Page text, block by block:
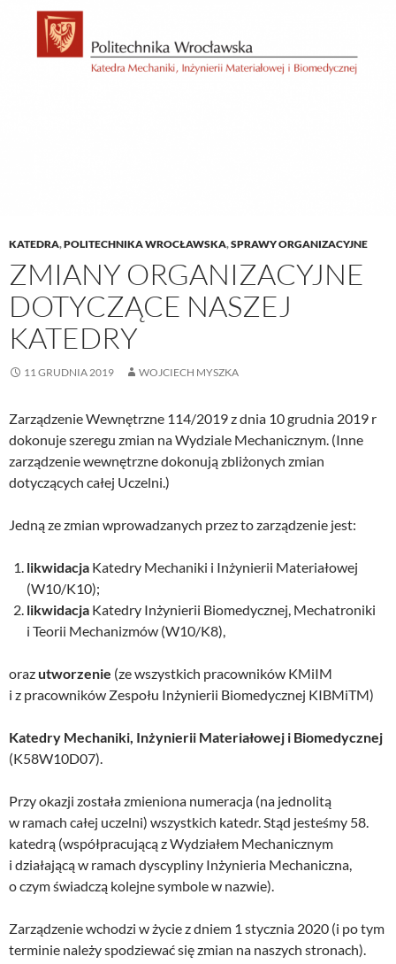
KATEDRA,POLITECHNIKA WROCŁAWSKA,SPRAWY ORGANIZACYJNE
ZMIANY ORGANIZACYJNE
DOTYCZĄCE NASZEJ
KATEDRY
11 GRUDNIA 2019 WOJCIECH MYSZKA
Zarządzenie Wewnętrzne 114/2019 z dnia 10 grudnia 2019 r
dokonuje szeregu zmian na Wydziale Mechanicznym. (Inne
zarządzenie wewnętrzne dokonują zbliżonych zmian
dotyczących całej Uczelni.)
Jedną ze zmian wprowadzanych przez to zarządzenie jest:
likwidacja Katedry Mechaniki i Inżynierii Materiałowej
(W10/K10);
likwidacja Katedry Inżynierii Biomedycznej, Mechatroniki
i Teorii Mechanizmów (W10/K8),
orazutworzenie (ze wszystkich pracowników KMiIM
i z pracowników Zespołu Inżynierii Biomedycznej KIBMiTM)
Katedry Mechaniki, Inżynierii Materiałowej i Biomedycznej
(K58W10D07).
Przy okazji została zmieniona numeracja (na jednolitą
w ramach całej uczelni) wszystkich katedr. Stąd jesteśmy 58.
katedrą (współpracującą z Wydziałem Mechanicznym
i działającą w ramach dyscypliny Inżynieria Mechaniczna,
o czym świadczą kolejne symbole w nazwie).
Zarządzenie wchodzi w życie z dniem 1 stycznia 2020 (i po tym
terminie należy spodziewać się zmian na naszych stronach).